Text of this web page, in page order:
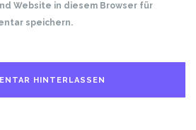
Website in diesem Browser für
speichern.